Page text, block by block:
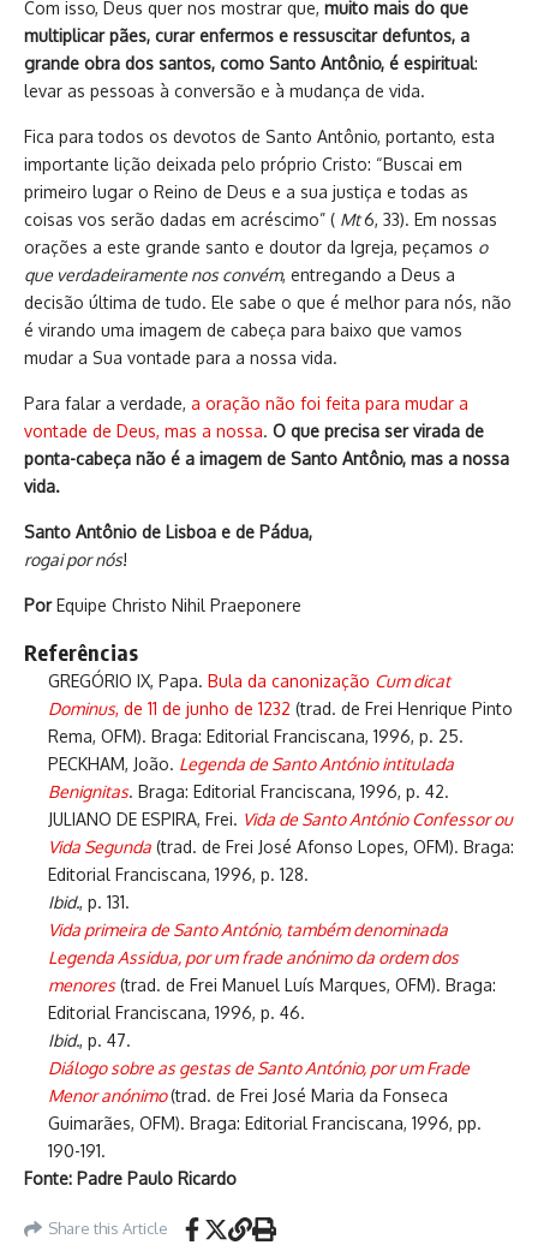
Com isso, Deus quer nos mostrar que, muito mais do que
multiplicar pães, curar enfermos e ressuscitar defuntos, a
grande obra dos santos, como Santo Antônio, é espiritual:
levar as pessoas à conversão e à mudança de vida.
Fica para todos os devotos de Santo Antônio, portanto, esta
importante lição deixada pelo próprio Cristo: “Buscai em
primeiro lugar o Reino de Deus e a sua justiça e todas as
coisas vos serão dadas em acréscimo” ( Mt6, 33). Em nossas
orações a este grande santo e doutor da Igreja, peçamos o
que verdadeiramente nos convém, entregando a Deus a
decisão última de tudo. Ele sabe o que é melhor para nós, não
é virando uma imagem de cabeça para baixo que vamos
mudar a Sua vontade para a nossa vida.
Para falar a verdade, a oração não foi feita para mudar a
vontade de Deus, mas a nossa. O que precisa ser virada de
ponta-cabeça não é a imagem de Santo Antônio, mas a nossa
vida.
Santo Antônio de Lisboa e de Pádua,
rogai por nós!
PorEquipe Christo Nihil Praeponere
Referências
GREGÓRIO IX, Papa. Bula da canonização Cum dicat
Dominus, de 11 de junho de 1232 (trad. de Frei Henrique Pinto
Rema, OFM). Braga: Editorial Franciscana, 1996, p. 25.
PECKHAM, João. Legenda de Santo António intitulada
Benignitas. Braga: Editorial Franciscana, 1996, p. 42.
JULIANO DE ESPIRA, Frei. Vida de Santo António Confessor ou
Vida Segunda (trad. de Frei José Afonso Lopes, OFM). Braga:
Editorial Franciscana, 1996, p. 128.
Ibid., p. 131.
Vida primeira de Santo António, também denominada
Legenda Assidua, por um frade anónimo da ordem dos
menores(trad. de Frei Manuel Luís Marques, OFM). Braga:
Editorial Franciscana, 1996, p. 46.
Ibid., p. 47.
Diálogo sobre as gestas de Santo António, por um Frade
Menor anónimo(trad. de Frei José Maria da Fonseca
Guimarães, OFM). Braga: Editorial Franciscana, 1996, pp.
190-191.
Fonte: Padre Paulo Ricardo
Share this Article